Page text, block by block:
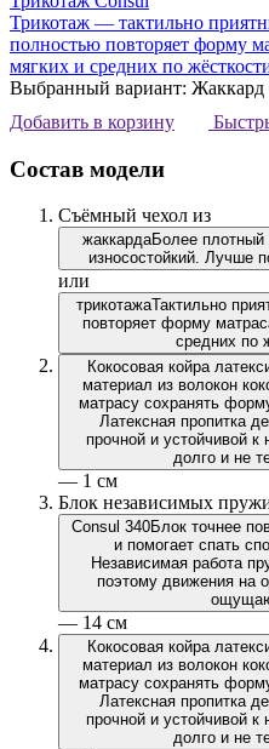
Трикотаж — тактильно
полностью повторяет форму
мягких и средних по
Выбранный вариант: Жаккард
Добавить в корзину
Состав модели
Съёмный чехол из
жаккардаБолее плотный
износостойкий. Лучше
или
трикотажаТактильно
повторяет форму
средних по
Кокосовая койра
материал из волокон
матрасу сохранять
Латексная пропитка
прочной и устойчивой
долго и не
— 1 см
Блок независимых
Consul 340Блок точнее
и помогает спать
Независимая работа
поэтому движения на
— 14 см
Кокосовая койра
материал из волокон
матрасу сохранять
Латексная пропитка
прочной и устойчивой
долго и не